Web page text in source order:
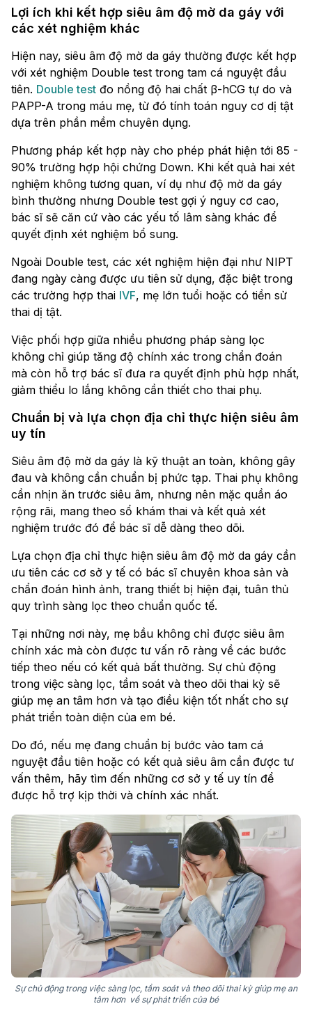
Lợi ích khi kết hợp siêu âm độ mờ da gáy với
các xét nghiệm khác
Hiện nay, siêu âm độ mờ da gáy thường được kết hợp
với xét nghiệm Double test trong tam cá nguyệt đầu
tiên. Double test đo nồng độ hai chất β-hCG tự do và
PAPP-A trong máu mẹ, từ đó tính toán nguy cơ dị tật
dựa trên phần mềm chuyên dụng.
Phương pháp kết hợp này cho phép phát hiện tới 85 -
90% trường hợp hội chứng Down. Khi kết quả hai xét
nghiệm không tương quan, ví dụ như độ mờ da gáy
bình thường nhưng Double test gợi ý nguy cơ cao,
bác sĩ sẽ căn cứ vào các yếu tố lâm sàng khác để
quyết định xét nghiệm bổ sung.
Ngoài Double test, các xét nghiệm hiện đại như NIPT
đang ngày càng được ưu tiên sử dụng, đặc biệt trong
các trường hợp thai IVF, mẹ lớn tuổi hoặc có tiền sử
thai dị tật.
Việc phối hợp giữa nhiều phương pháp sàng lọc
không chỉ giúp tăng độ chính xác trong chẩn đoán
mà còn hỗ trợ bác sĩ đưa ra quyết định phù hợp nhất,
giảm thiểu lo lắng không cần thiết cho thai phụ.
Chuẩn bị và lựa chọn địa chỉ thực hiện siêu âm
uy tín
Siêu âm độ mờ da gáy là kỹ thuật an toàn, không gây
đau và không cần chuẩn bị phức tạp. Thai phụ không
cần nhịn ăn trước siêu âm, nhưng nên mặc quần áo
rộng rãi, mang theo sổ khám thai và kết quả xét
nghiệm trước đó để bác sĩ dễ dàng theo dõi.
Lựa chọn địa chỉ thực hiện siêu âm độ mờ da gáy cần
ưu tiên các cơ sở y tế có bác sĩ chuyên khoa sản và
chẩn đoán hình ảnh, trang thiết bị hiện đại, tuân thủ
quy trình sàng lọc theo chuẩn quốc tế.
Tại những nơi này, mẹ bầu không chỉ được siêu âm
chính xác mà còn được tư vấn rõ ràng về các bước
tiếp theo nếu có kết quả bất thường. Sự chủ động
trong việc sàng lọc, tầm soát và theo dõi thai kỳ sẽ
giúp mẹ an tâm hơn và tạo điều kiện tốt nhất cho sự
phát triển toàn diện của em bé.
Do đó, nếu mẹ đang chuẩn bị bước vào tam cá
nguyệt đầu tiên hoặc có kết quả siêu âm cần được tư
vấn thêm, hãy tìm đến những cơ sở y tế uy tín để
được hỗ trợ kịp thời và chính xác nhất.
Sự chủ động trong việc sàng lọc, tầm soát và theo dõi thai kỳ giúp mẹ an
tâm hơn về sự phát triển của bé